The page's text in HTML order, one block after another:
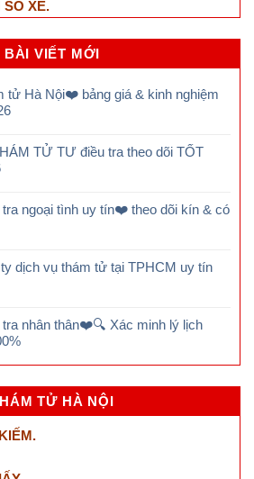
SỐ XE.
BÀI VIẾT MỚI
tử Hà Nội❤️ bảng giá & kinh nghiệm
TỬ TƯ điều tra theo dõi TỐT
tra ngoại tình uy tín❤️ theo dõi kín & có
dịch vụ thám tử tại TPHCM uy tín
tra nhân thân❤️🔍 Xác minh lý lịch
TỬ HÀ NỘI
.